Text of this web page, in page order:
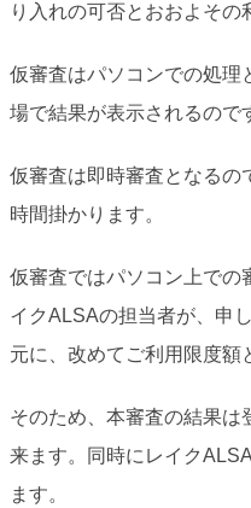
り入れの可否とおおよその
仮審査はパソコンでの処理
場で結果が表示されるので
仮審査は即時審査となるの
時間掛かります。
仮審査ではパソコン上での
イクALSAの担当者が、申
元に、改めてご利用限度額
そのため、本審査の結果は
来ます。同時にレイク
ます。